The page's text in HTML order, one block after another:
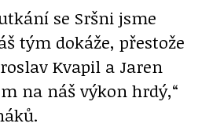
se Sršni jsme
tým dokáže, přestože
Kvapil a Jaren
na náš výkon hrdý,“